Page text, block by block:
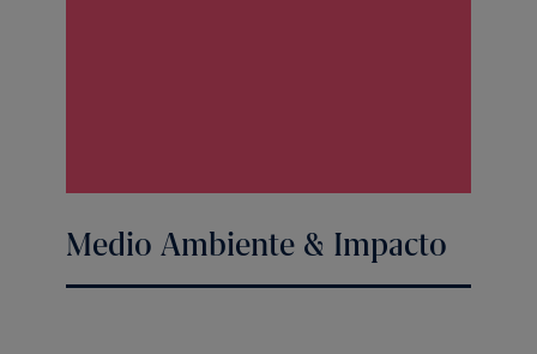
Medio Ambiente & Impacto